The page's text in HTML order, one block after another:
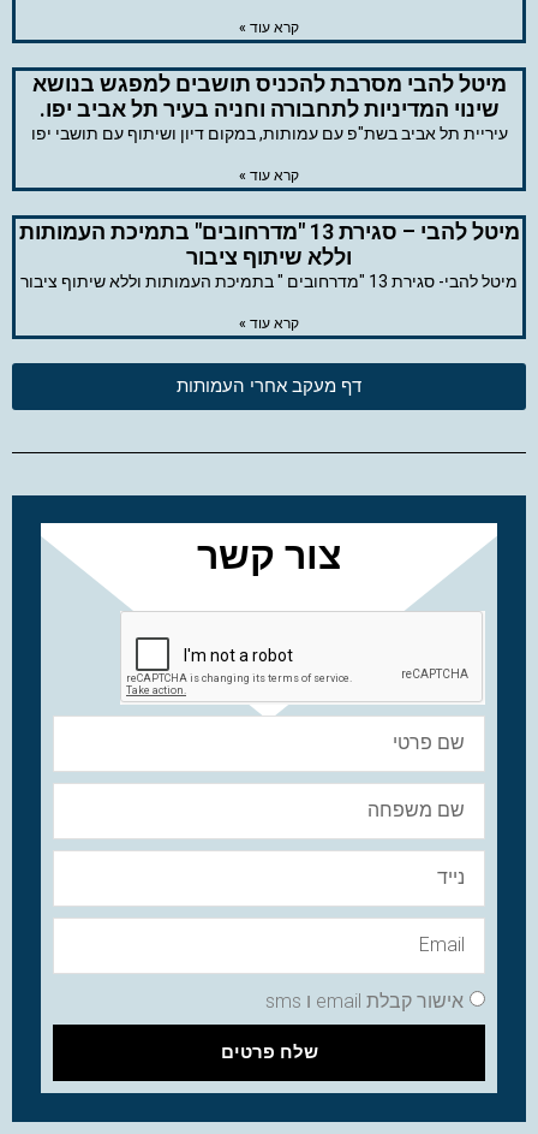
קרא עוד »
מיטל להבי מסרבת להכניס תושבים למפגש בנושא
שינוי המדיניות לתחבורה וחניה בעיר תל אביב יפו.
עיריית תל אביב בשת"פ עם עמותות, במקום דיון ושיתוף עם תושבי יפו
קרא עוד »
מיטל להבי – סגירת 13 "מדרחובים" בתמיכת העמותות
וללא שיתוף ציבור
מיטל להבי- סגירת 13 "מדרחובים " בתמיכת העמותות וללא שיתוף ציבור
קרא עוד »
דף מעקב אחרי העמותות
צור קשר
אישור קבלת email ו sms
שלח פרטים